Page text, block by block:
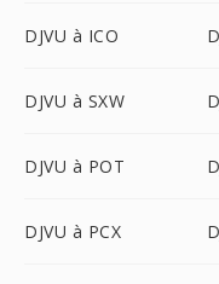
DJVU à ICO
DJVU à SXW
DJVU à POT
DJVU à PCX